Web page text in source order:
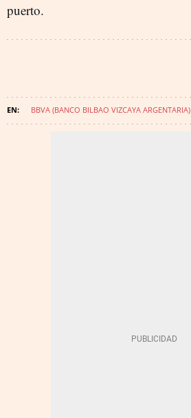
puerto.
BBVA (BANCO BILBAO VIZCAYA ARGENTARIA)